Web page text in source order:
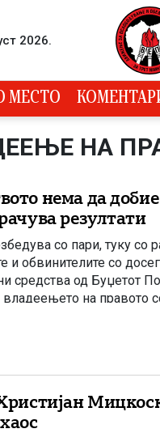
2026.
МЕСТО
НА
нема да
резултати
со пари, туку со
и обвинителите со
средства од Буџетот
владеењето на правото
и критики за